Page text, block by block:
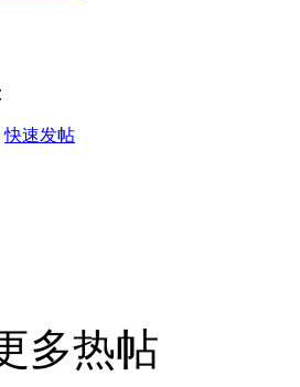
快速发帖
多热帖